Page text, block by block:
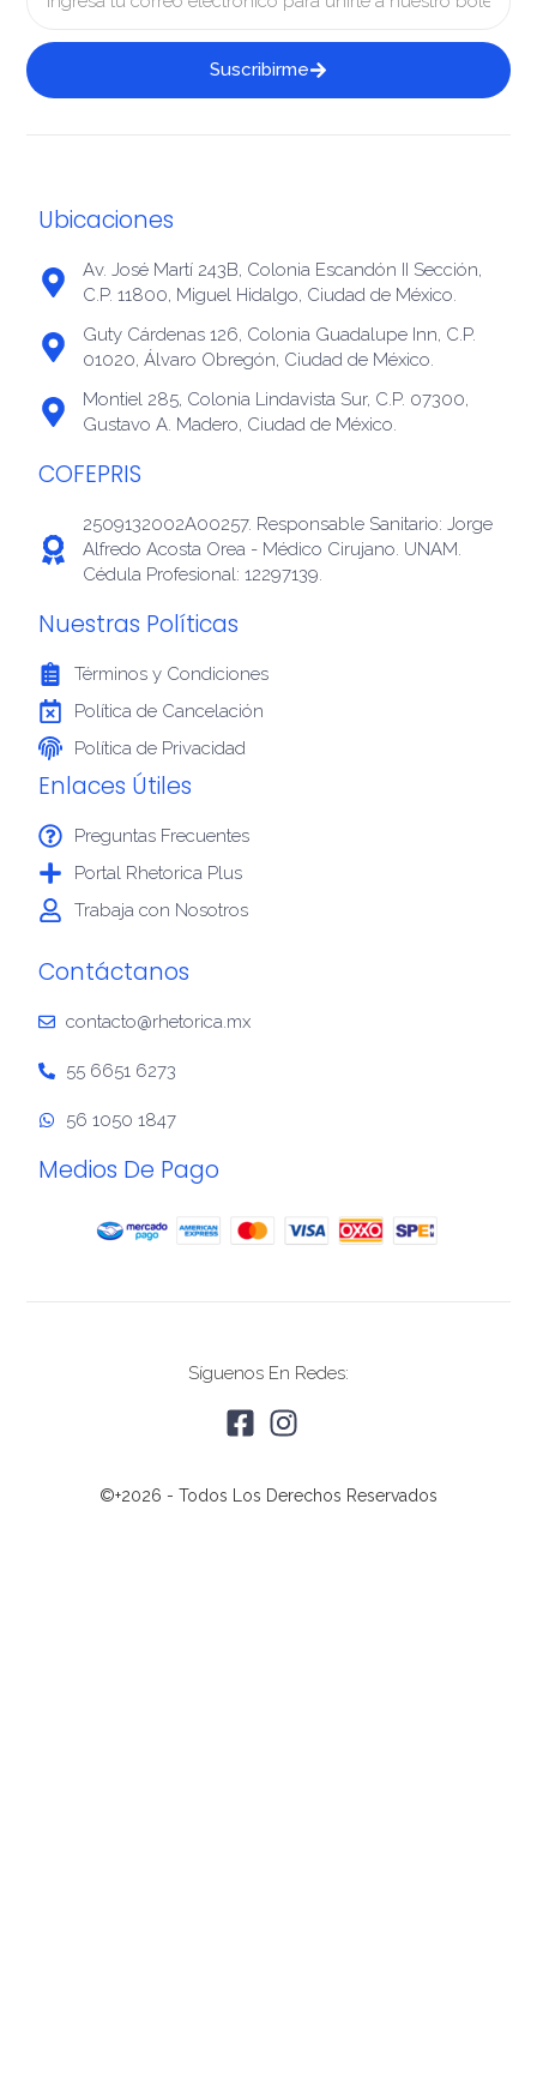
Suscribirme
Ubicaciones
Av. José Martí 243B, Colonia Escandón II Sección,
C.P. 11800, Miguel Hidalgo, Ciudad de México.
Guty Cárdenas 126, Colonia Guadalupe Inn, C.P.
01020, Álvaro Obregón, Ciudad de México.
Montiel 285, Colonia Lindavista Sur, C.P. 07300,
Gustavo A. Madero, Ciudad de México.
COFEPRIS
2509132002A00257. Responsable Sanitario: Jorge
Alfredo Acosta Orea - Médico Cirujano. UNAM.
Cédula Profesional: 12297139.
Nuestras Políticas
Términos y Condiciones
Política de Cancelación
Política de Privacidad
Enlaces Útiles
Preguntas Frecuentes
Portal Rhetorica Plus
Trabaja con Nosotros
Contáctanos
contacto@rhetorica.mx
55 6651 6273
56 1050 1847
Medios De Pago
Síguenos En Redes:
©+2026 - Todos Los Derechos Reservados